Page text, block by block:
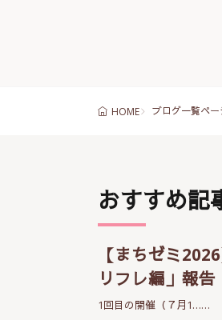
HOME ブログ一覧ペー
おすすめ記
【まちゼミ
リフレ編」報告
1回目の開催（７月1……